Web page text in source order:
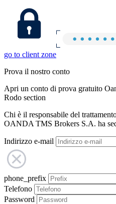
go to client zone
Prova il nostro conto
Apri un conto di prova gratuito
Rodo section
Chi è il responsabile del
OANDA TMS Brokers S.A. ha
Indirizzo e-mail
phone_prefix
Telefono
Password